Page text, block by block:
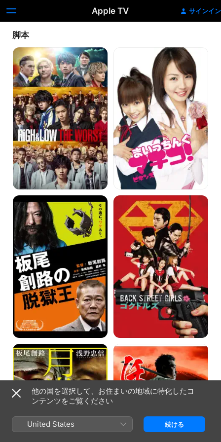
Apple TV サインイン
脚本
HiGH&LOW
THE
WORST
ん
ぐ
マ
チ
コ！
ビ
ギ
ン
ズ
板
尾
創
路
の
脱
獄
王
Back
Street
Girls-
ゴ
月
光
ノ
仮
面
任
侠
沈
没
他の国を選択して、お住まいの地域に特化したコ
ンテンツをご覧ください
United States 続ける